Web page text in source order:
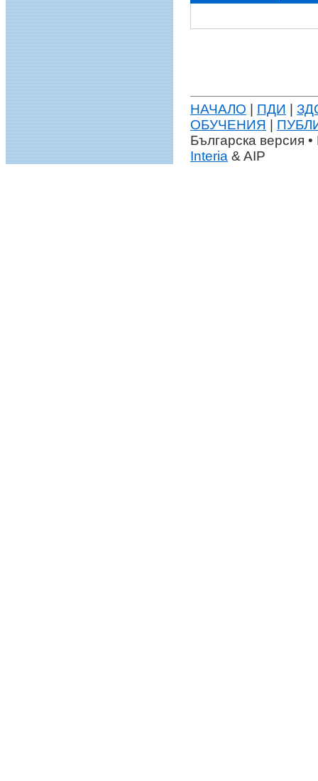
НАЧАЛО | ПДИ |
ОБУЧЕНИЯ |
Българска версия
Interia & AIP